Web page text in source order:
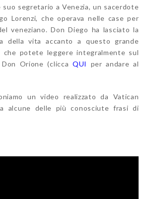
segretario a Venezia, un sacerdote
Lorenzi, che operava nelle case per
veneziano. Don Diego ha lasciato la
della vita accanto a questo grande
che potete leggere integralmente sul
Orione (clicca QUI
per andare al
un video realizzato da Vatican
alcune delle più conosciute frasi di